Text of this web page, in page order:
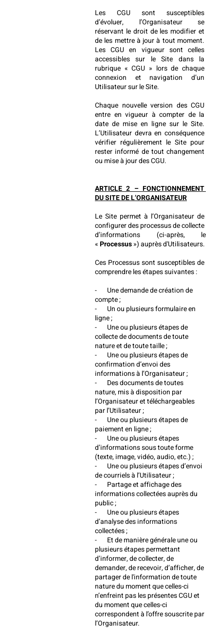
Les CGU sont susceptibles
d’évoluer, l’Organisateur se
réservant le droit de les modifier et
de les mettre à jour à tout moment.
Les CGU en vigueur sont celles
accessibles sur le Site dans la
rubrique « CGU » lors de chaque
connexion et navigation d’un
Utilisateur sur le Site.
Chaque nouvelle version des CGU
entre en vigueur à compter de la
date de mise en ligne sur le Site.
L’Utilisateur devra en conséquence
vérifier régulièrement le Site pour
rester informé de tout changement
ou mise à jour des CGU.
ARTICLE 2 – FONCTIONNEMENT
DU SITE DE L’ORGANISATEUR
Le Site permet à l’Organisateur de
configurer des processus de collecte
d’informations (ci-après, le
« Processus ») auprès d'Utilisateurs.
Ces Processus sont susceptibles de
comprendre les étapes suivantes :
-       Une demande de création de
compte ;
-       Un ou plusieurs formulaire en
ligne ;
-       Une ou plusieurs étapes de
collecte de documents de toute
nature et de toute taille ;
-       Une ou plusieurs étapes de
confirmation d’envoi des
informations à l’Organisateur ;
-       Des documents de toutes
nature, mis à disposition par
l’Organisateur et téléchargeables
par l’Utilisateur ;
-       Une ou plusieurs étapes de
paiement en ligne ;
-       Une ou plusieurs étapes
d’informations sous toute forme
(texte, image, vidéo, audio, etc.) ;
-       Une ou plusieurs étapes d’envoi
de courriels à l’Utilisateur ;
-       Partage et affichage des
informations collectées auprès du
public ;
-       Une ou plusieurs étapes
d’analyse des informations
collectées ;
-       Et de manière générale une ou
plusieurs étapes permettant
d’informer, de collecter, de
demander, de recevoir, d’afficher, de
partager de l'information de toute
nature du moment que celles-ci
n’enfreint pas les présentes CGU et
du moment que celles-ci
correspondent à l’offre souscrite par
l’Organisateur.